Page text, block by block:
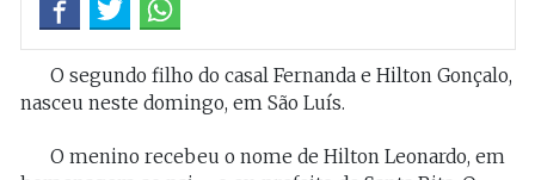
O segundo filho do casal Fernanda e Hilton Gonçalo,
nasceu neste domingo, em São Luís.
O menino recebeu o nome de Hilton Leonardo, em